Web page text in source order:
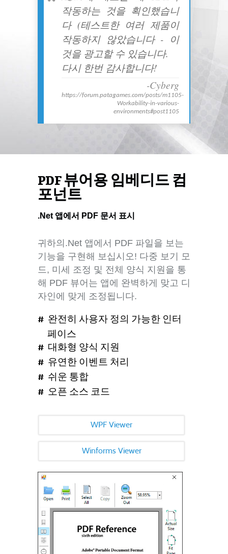
작동하는 것을 획인했습니
다 (테스트한 여러 제품이
작동하지 않았습니다 - 이
것을 광고할 수 있습니다.
다시 한번 감사합니다!
-Cyberg
https://forum.patagames.com/posts/m1105-
Workability-in-various-
environments#post1105
PDF 뷰어용 임베디드 컴
포넌트
.Net 앱에서 PDF 문서 표시
귀하의.Net 앱에서 PDF 파일을 보는
기능을 구현해 보십시오! 다중 보기 모
드, 미세 조정 및 전체 양식 지원을 통
해 PDF 뷰어는 앱에 완벽하게 맞고 디
자인에 맞게 조정됩니다.
완전히 사용자 정의 가능한 인터
페이스
대화형 양식 지원
유연한 이벤트 처리
쉬운 통합
오픈 소스 코드
WPF Viewer
Winforms Viewer